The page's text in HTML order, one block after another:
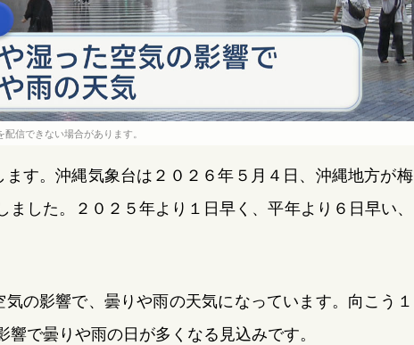
信できない場合があります。
す。沖縄気象台は２０２６年５月４日、沖縄地方が梅
した。２０２５年より１日早く、平年より６日早い、
の影響で、曇りや雨の天気になっています。向こう１
で曇りや雨の日が多くなる見込みです。